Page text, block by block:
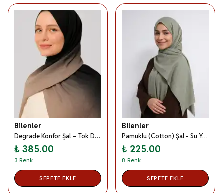
Bilenler
Degrade Konfor Şal – Tok Duruşlu, Terletmeyen, Kayma Yapmayan, 4 Mevsim Kullanıma Uygun
₺ 385.00
3 Renk
SEPETE EKLE
Bilenler
Pamuklu (Cotton) Şal - Su Yeşili
₺ 225.00
8 Renk
SEPETE EKLE